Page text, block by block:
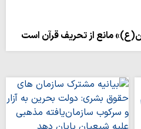
مانع از تحریف قرآن است